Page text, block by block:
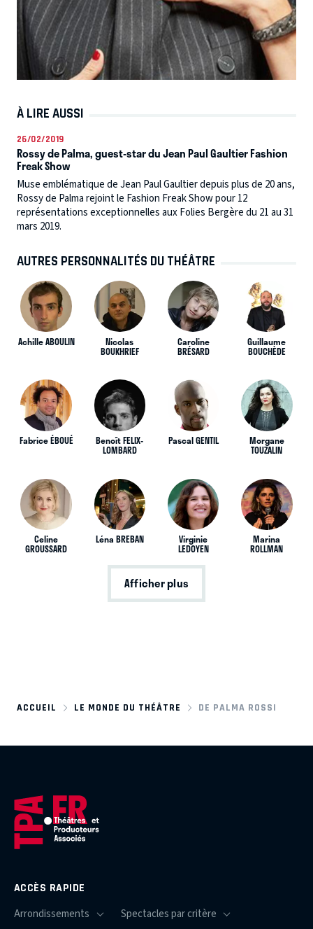
À LIRE AUSSI
26/02/2019
Rossy de Palma, guest-star du Jean Paul Gaultier Fashion
Freak Show
Muse emblématique de Jean Paul Gaultier depuis plus de 20 ans,
Rossy de Palma rejoint le Fashion Freak Show pour 12
représentations exceptionnelles aux Folies Bergère du 21 au 31
mars 2019.
AUTRES PERSONNALITÉS DU THÉÂTRE
Achille ABOULIN Nicolas
BOUKHRIEF
Caroline
BRÉSARD
Guillaume
BOUCHÈDE
Fabrice ÉBOUÉ Benoît FELIX-
LOMBARD
Pascal GENTIL Morgane
TOUZALIN
Celine
GROUSSARD
Léna BREBAN Virginie
LEDOYEN
Marina
ROLLMAN
Afficher plus
ACCUEIL LE MONDE DU THÉÂTRE DE PALMA ROSSI
ACCÈS RAPIDE